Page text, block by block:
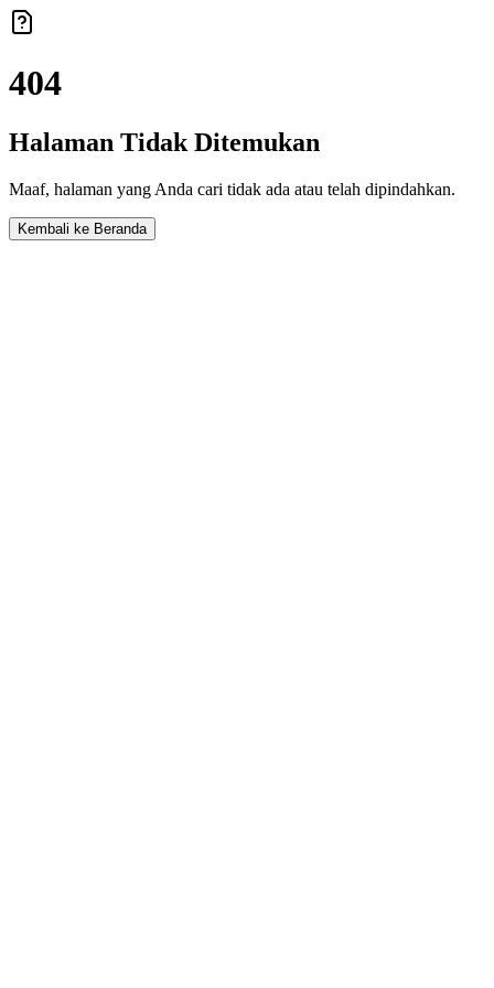
404
Halaman Tidak Ditemukan
Maaf, halaman yang Anda cari tidak ada atau telah dipindahkan.
Kembali ke Beranda